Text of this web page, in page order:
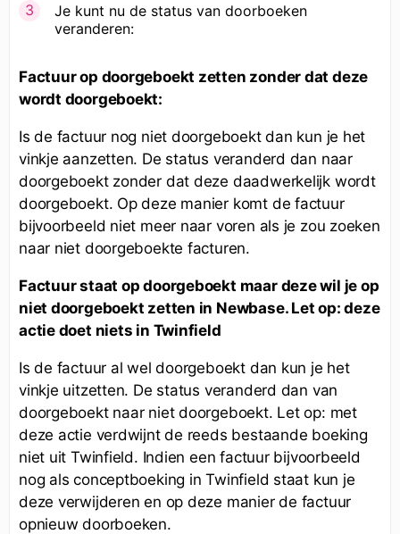
Je kunt nu de status van doorboeken
veranderen:
Factuur op doorgeboekt zetten zonder dat deze
wordt doorgeboekt:
Is de factuur nog niet doorgeboekt dan kun je het
vinkje aanzetten. De status veranderd dan naar
doorgeboekt zonder dat deze daadwerkelijk wordt
doorgeboekt. Op deze manier komt de factuur
bijvoorbeeld niet meer naar voren als je zou zoeken
naar niet doorgeboekte facturen.
Factuur staat op doorgeboekt maar deze wil je op
niet doorgeboekt zetten in Newbase. Let op: deze
actie doet niets in Twinfield
Is de factuur al wel doorgeboekt dan kun je het
vinkje uitzetten. De status veranderd dan van
doorgeboekt naar niet doorgeboekt. Let op: met
deze actie verdwijnt de reeds bestaande boeking
niet uit Twinfield. Indien een factuur bijvoorbeeld
nog als conceptboeking in Twinfield staat kun je
deze verwijderen en op deze manier de factuur
opnieuw doorboeken.